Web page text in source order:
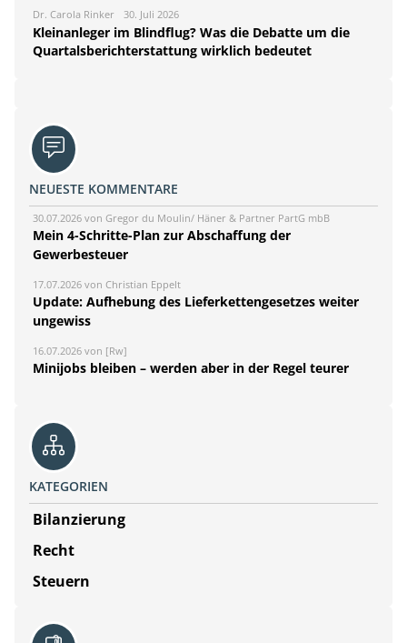
Dr. Carola Rinker 30. Juli 2026
Kleinanleger im Blindflug? Was die Debatte um die
Quartalsberichterstattung wirklich bedeutet
NEUESTE KOMMENTARE
30.07.2026 von Gregor du Moulin/ Häner & Partner PartG mbB
Mein 4-Schritte-Plan zur Abschaffung der
Gewerbesteuer
17.07.2026 von Christian Eppelt
Update: Aufhebung des Lieferkettengesetzes weiter
ungewiss
16.07.2026 von [Rw]
Minijobs bleiben – werden aber in der Regel teurer
KATEGORIEN
Bilanzierung
Recht
Steuern